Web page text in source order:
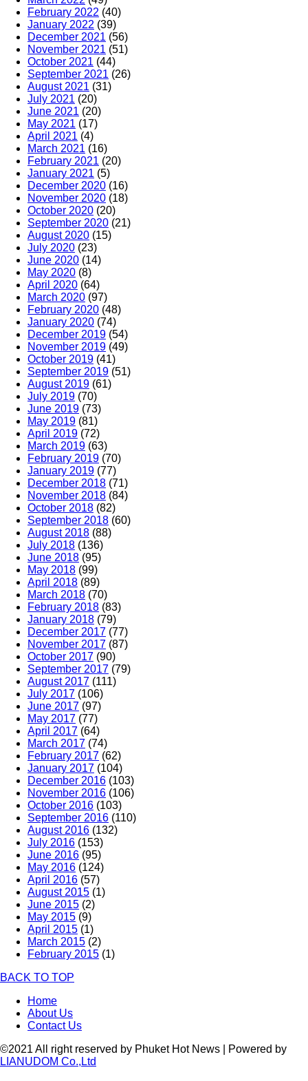
February 2022 (40)
January 2022 (39)
December 2021 (56)
November 2021 (51)
October 2021 (44)
September 2021 (26)
August 2021 (31)
July 2021 (20)
June 2021 (20)
May 2021 (17)
April 2021 (4)
March 2021 (16)
February 2021 (20)
January 2021 (5)
December 2020 (16)
November 2020 (18)
October 2020 (20)
September 2020 (21)
August 2020 (15)
July 2020 (23)
June 2020 (14)
May 2020 (8)
April 2020 (64)
March 2020 (97)
February 2020 (48)
January 2020 (74)
December 2019 (54)
November 2019 (49)
October 2019 (41)
September 2019 (51)
August 2019 (61)
July 2019 (70)
June 2019 (73)
May 2019 (81)
April 2019 (72)
March 2019 (63)
February 2019 (70)
January 2019 (77)
December 2018 (71)
November 2018 (84)
October 2018 (82)
September 2018 (60)
August 2018 (88)
July 2018 (136)
June 2018 (95)
May 2018 (99)
April 2018 (89)
March 2018 (70)
February 2018 (83)
January 2018 (79)
December 2017 (77)
November 2017 (87)
October 2017 (90)
September 2017 (79)
August 2017 (111)
July 2017 (106)
June 2017 (97)
May 2017 (77)
April 2017 (64)
March 2017 (74)
February 2017 (62)
January 2017 (104)
December 2016 (103)
November 2016 (106)
October 2016 (103)
September 2016 (110)
August 2016 (132)
July 2016 (153)
June 2016 (95)
May 2016 (124)
April 2016 (57)
August 2015 (1)
June 2015 (2)
May 2015 (9)
April 2015 (1)
March 2015 (2)
February 2015 (1)
BACK TO TOP
Home
About Us
Contact Us
©2021 All right reserved by Phuket Hot News | Powered by
LIANUDOM Co.,Ltd